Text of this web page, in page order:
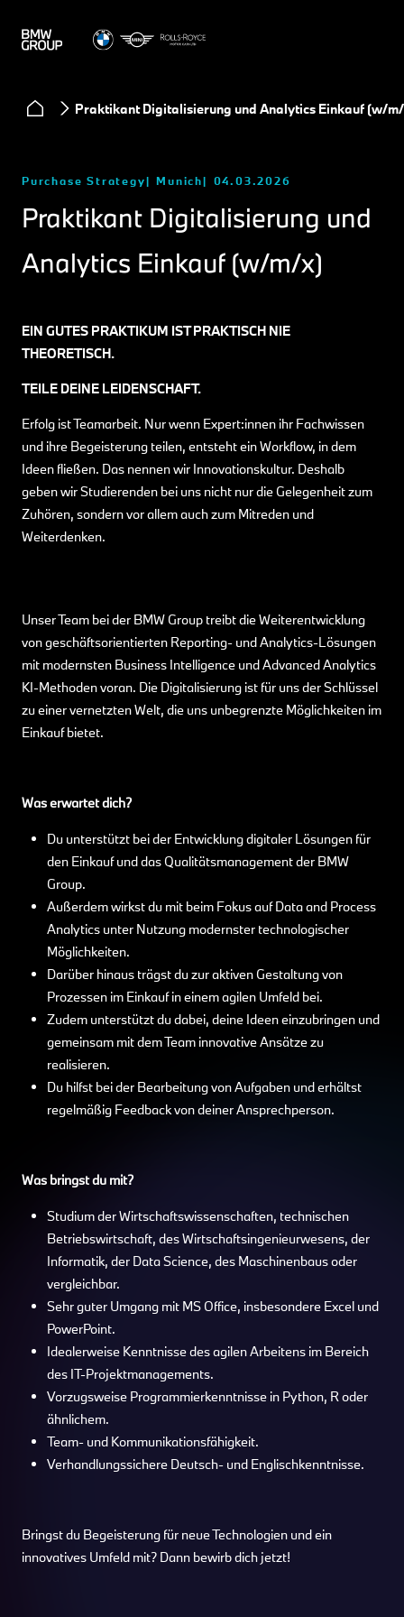
Praktikant Digitalisierung und Analytics Einkauf (w/
Purchase Strategy Munich 04.03.2026
Praktikant Digitalisierung und
Analytics Einkauf (w/m/x)
EIN GUTES PRAKTIKUM IST PRAKTISCH NIE
THEORETISCH.
TEILE DEINE LEIDENSCHAFT.
Erfolg ist Teamarbeit. Nur wenn Expert:innen ihr Fachwissen
und ihre Begeisterung teilen, entsteht ein Workflow, in dem
Ideen fließen. Das nennen wir Innovationskultur. Deshalb
geben wir Studierenden bei uns nicht nur die Gelegenheit zum
Zuhören, sondern vor allem auch zum Mitreden und
Weiterdenken.
Unser Team bei der BMW Group treibt die Weiterentwicklung
von geschäftsorientierten Reporting- und Analytics-Lösungen
mit modernsten Business Intelligence und Advanced Analytics
KI-Methoden voran. Die Digitalisierung ist für uns der Schlüssel
zu einer vernetzten Welt, die uns unbegrenzte Möglichkeiten im
Einkauf bietet.
Was erwartet dich?
Du unterstützt bei der Entwicklung digitaler Lösungen für
den Einkauf und das Qualitätsmanagement der BMW
Group.
Außerdem wirkst du mit beim Fokus auf Data and Process
Analytics unter Nutzung modernster technologischer
Möglichkeiten.
Darüber hinaus trägst du zur aktiven Gestaltung von
Prozessen im Einkauf in einem agilen Umfeld bei.
Zudem unterstützt du dabei, deine Ideen einzubringen und
gemeinsam mit dem Team innovative Ansätze zu
realisieren.
Du hilfst bei der Bearbeitung von Aufgaben und erhältst
regelmäßig Feedback von deiner Ansprechperson.
Was bringst du mit?
Studium der Wirtschaftswissenschaften, technischen
Betriebswirtschaft, des Wirtschaftsingenieurwesens, der
Informatik, der Data Science, des Maschinenbaus oder
vergleichbar.
Sehr guter Umgang mit MS Office, insbesondere Excel und
PowerPoint.
Idealerweise Kenntnisse des agilen Arbeitens im Bereich
des IT-Projektmanagements.
Vorzugsweise Programmierkenntnisse in Python, R oder
ähnlichem.
Team- und Kommunikationsfähigkeit.
Verhandlungssichere Deutsch- und Englischkenntnisse.
Bringst du Begeisterung für neue Technologien und ein
innovatives Umfeld mit? Dann bewirb dich jetzt!